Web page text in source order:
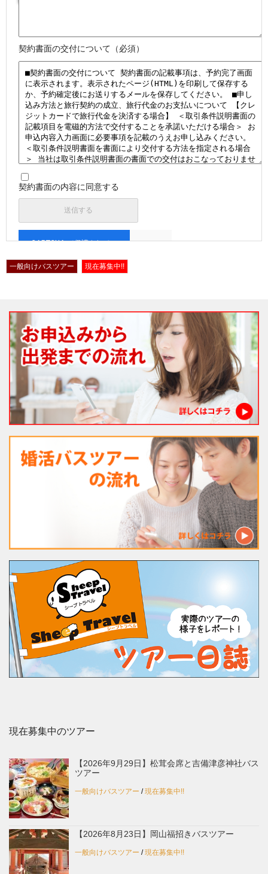
契約書面の交付について（必須）
契約書面の内容に同意する
一般向けバスツアー 現在募集中!!
現在募集中のツアー
【2026年9月29日】松茸会席と吉備津彦神社バス
ツアー
一般向けバスツアー /現在募集中!!
【2026年8月23日】岡山福招きバスツアー
一般向けバスツアー /現在募集中!!